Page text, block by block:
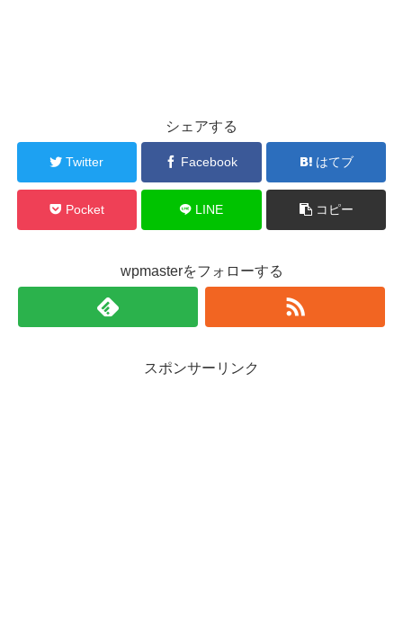
シェアする
Twitter Facebook はてブ
Pocket LINE コピー
wpmasterをフォローする
スポンサーリンク